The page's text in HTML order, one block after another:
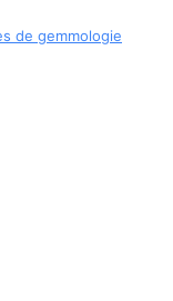
de gemmologie